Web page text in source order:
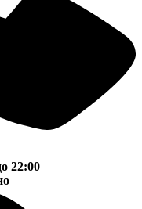
22:00